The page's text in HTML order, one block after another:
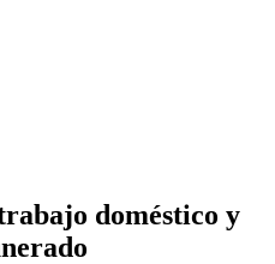
doméstico y